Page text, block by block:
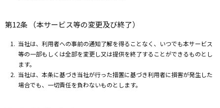
第12条 （本サービス等の変更及び終了）
当社は、利用者への事前の通知了解を得ることなく、いつでも本サービス
等の一部もしくは全部を変更し又は提供を終了することができるものとし
ます。
当社は、本条に基づき当社が行った措置に基づき利用者に損害が発生した
場合でも、一切責任を負わないものとします。